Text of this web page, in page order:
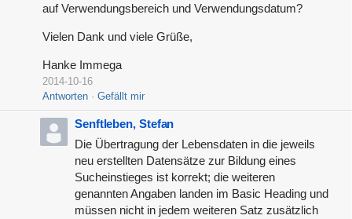
auf Verwendungsbereich und Verwendungsdatum?
Vielen Dank und viele Grüße,
Hanke Immega
2014-10-16
Antworten
Gefällt mir
Senftleben, Stefan
Die Übertragung der Lebensdaten in die jeweils
neu erstellten Datensätze zur Bildung eines
Sucheinstieges ist korrekt; die weiteren
genannten Angaben landen im Basic Heading und
müssen nicht in jedem weiteren Satz zusätzlich